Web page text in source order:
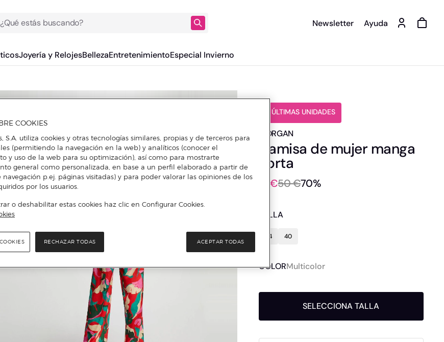
¿Qué estás buscando? Newsletter Ayuda
Joyería y RelojesBellezaEntretenimientoEspecial Invierno
️⚡ ÚLTIMAS UNIDADES
MORGAN
Camisa de mujer manga
corta
15 €50 €70%
TALLA
34 40
COLORMulticolor
SELECCIONA TALLA
COOKIES
S.A. utiliza cookies y otras tecnologías similares, propias y de terceros para
(permitiendo la navegación en la web) y analíticos (conocer el
y uso de la web para su optimización), así como para mostrarte
general como personalizada, en base a un perfil elaborado a partir de
p.ej. páginas visitadas) y para poder valorar las opiniones de los
por los usuarios.
o deshabilitar estas cookies haz clic en Configurar Cookies.
RECHAZAR TODAS ACEPTAR TODAS